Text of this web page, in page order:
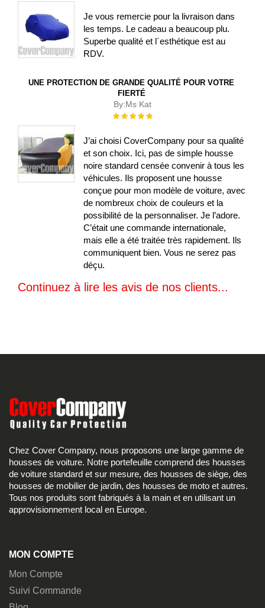
Je vous remercie pour la livraison dans
les temps. Le cadeau a beaucoup plu.
Superbe qualité et l´esthétique est au
RDV.
UNE PROTECTION DE GRANDE QUALITÉ POUR VOTRE
FIERTÉ
By:Ms Kat
Évaluation :
J’ai choisi CoverCompany pour sa qualité
et son choix. Ici, pas de simple housse
noire standard censée convenir à tous les
véhicules. Ils proposent une housse
conçue pour mon modèle de voiture, avec
de nombreux choix de couleurs et la
possibilité de la personnaliser. Je l’adore.
C’était une commande internationale,
mais elle a été traitée très rapidement. Ils
communiquent bien. Vous ne serez pas
déçu.
Continuez à lire les avis de nos clients...
Chez Cover Company, nous proposons une large gamme de
housses de voiture. Notre portefeuille comprend des housses
de voiture standard et sur mesure, des housses de siège, des
housses de mobilier de jardin, des housses de moto et autres.
Tous nos produits sont fabriqués à la main et en utilisant un
approvisionnement local en Europe.
MON COMPTE
Mon Compte
Suivi Commande